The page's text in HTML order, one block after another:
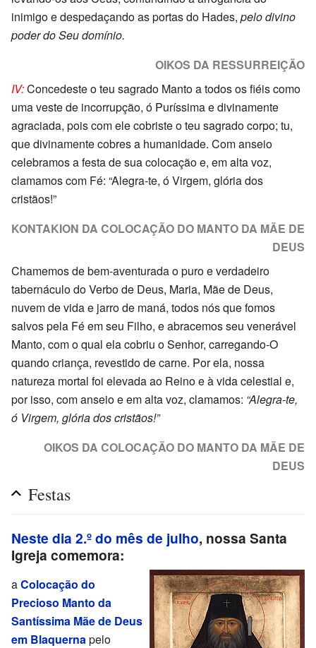
inimigo e despedaçando as portas do Hades, pelo divino
poder do Seu domínio.
OIKOS DA RESSURREIÇÃO
IV:Concedeste o teu sagrado Manto a todos os fiéis como
uma veste de incorrupção, ó Puríssima e divinamente
agraciada, pois com ele cobriste o teu sagrado corpo; tu,
que divinamente cobres a humanidade. Com anseio
celebramos a festa de sua colocação e, em alta voz,
clamamos com Fé: “Alegra-te, ó Virgem, glória dos
cristãos!”
KONTAKION DA COLOCAÇÃO DO MANTO DA MÃE DE
DEUS
Chamemos de bem-aventurada o puro e verdadeiro
tabernáculo do Verbo de Deus, Maria, Mãe de Deus,
nuvem de vida e jarro de maná, todos nós que fomos
salvos pela Fé em seu Filho, e abracemos seu venerável
Manto, com o qual ela cobriu o Senhor, carregando-O
quando criança, revestido de carne. Por ela, nossa
natureza mortal foi elevada ao Reino e à vida celestial e,
por isso, com anseio e em alta voz, clamamos: “Alegra-te,
ó Virgem, glória dos cristãos!”
OIKOS DA COLOCAÇÃO DO MANTO DA MÃE DE
DEUS
Festas
Neste dia 2.º do mês de julho, nossa Santa
Igreja comemora:
aColocação do
Precioso Manto da
Santíssima Mãe de Deus
em Blaquerna pelo